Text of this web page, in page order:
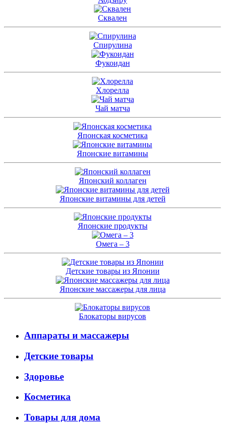
Сквален
Спирулина
Фукоидан
Хлорелла
Чай матча
Японская косметика
Японские витамины
Японский коллаген
Японские витамины для детей
Японские продукты
Омега – 3
Детские товары из Японии
Японские массажеры для лица
Блокаторы вирусов
Аппараты и массажеры
Детские товары
Здоровье
Косметика
Товары для дома